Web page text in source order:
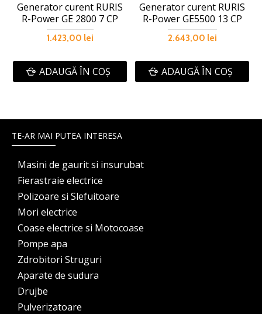
Generator curent RURIS
R-Power GE 2800 7 CP
1.423,00 lei
ADAUGĂ ÎN COŞ
Generator curent RURIS
R-Power GE5500 13 CP
2.643,00 lei
ADAUGĂ ÎN COŞ
TE-AR MAI PUTEA INTERESA
Masini de gaurit si insurubat
Fierastraie electrice
Polizoare si Slefuitoare
Mori electrice
Coase electrice si Motocoase
Pompe apa
Zdrobitori Struguri
Aparate de sudura
Drujbe
Pulverizatoare